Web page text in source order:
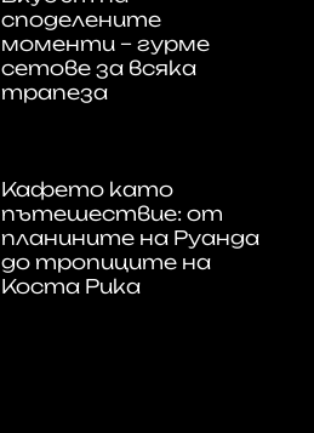
споделените
моменти – гурме
сетове за всяка
трапеза
Кафето като
пътешествие: от
планините на Руанда
до тропиците на
Коста Рика